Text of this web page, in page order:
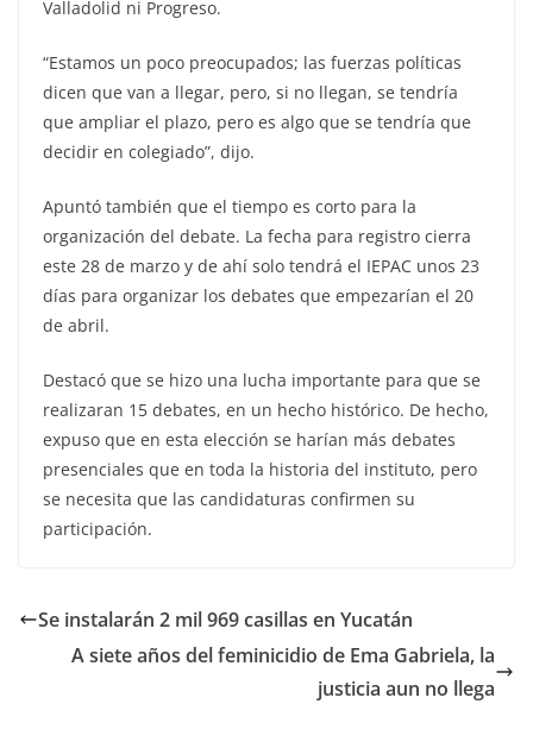
Valladolid ni Progreso.
“Estamos un poco preocupados; las fuerzas políticas
dicen que van a llegar, pero, si no llegan, se tendría
que ampliar el plazo, pero es algo que se tendría que
decidir en colegiado”, dijo.
Apuntó también que el tiempo es corto para la
organización del debate. La fecha para registro cierra
este 28 de marzo y de ahí solo tendrá el IEPAC unos 23
días para organizar los debates que empezarían el 20
de abril.
Destacó que se hizo una lucha importante para que se
realizaran 15 debates, en un hecho histórico. De hecho,
expuso que en esta elección se harían más debates
presenciales que en toda la historia del instituto, pero
se necesita que las candidaturas confirmen su
participación.
Se instalarán 2 mil 969 casillas en Yucatán
A siete años del feminicidio de Ema Gabriela, la
justicia aun no llega